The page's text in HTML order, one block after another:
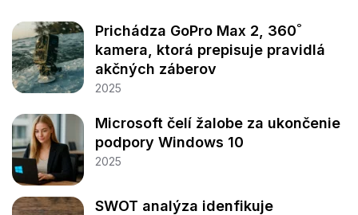
Prichádza GoPro Max 2, 360˚
kamera, ktorá prepisuje pravidlá
akčných záberov
2025
Microsoft čelí žalobe za ukončenie
podpory Windows 10
2025
SWOT analýza idenfikuje